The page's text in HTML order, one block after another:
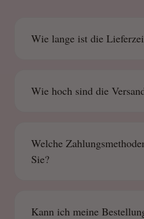
Wie lange ist die
Wie hoch sind die
Welche
Sie?
Kann ich meine